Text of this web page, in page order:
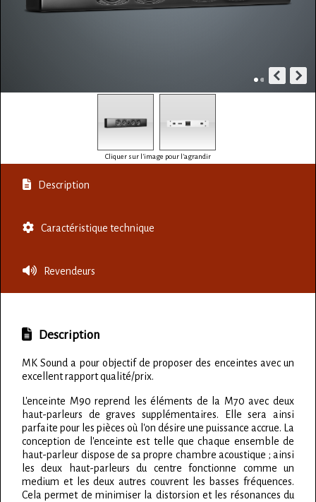
Cliquer sur l'image pour l'agrandir
Description
Caractéristique technique
Revendeurs
Description
MK Sound a pour objectif de proposer des enceintes avec un
excellent rapport qualité/prix.
L'enceinte M90 reprend les éléments de la M70 avec deux
haut-parleurs de graves supplémentaires. Elle sera ainsi
parfaite pour les pièces où l'on désire une puissance accrue. La
conception de l'enceinte est telle que chaque ensemble de
haut-parleur dispose de sa propre chambre acoustique ; ainsi
les deux haut-parleurs du centre fonctionne comme un
medium et les deux autres couvrent les basses fréquences.
Cela permet de minimiser la distorsion et les résonances du